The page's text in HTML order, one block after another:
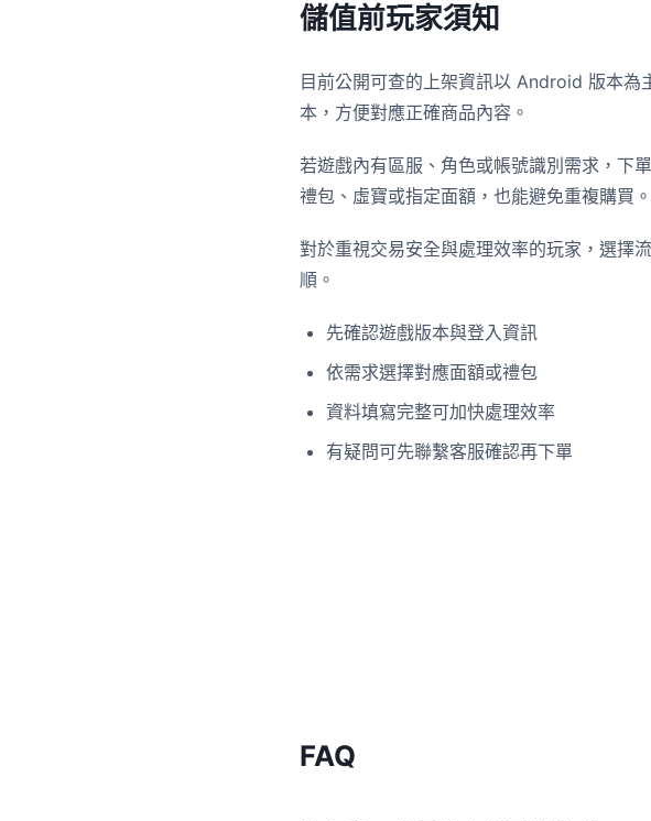
儲值前玩家須知
目前公開可查的上架資訊以 Android 版本為
本，方便對應正確商品內容。
若遊戲內有區服、角色或帳號識別需求，下
禮包、虛寶或指定面額，也能避免重複購買。
對於重視交易安全與處理效率的玩家，選擇
順。
先確認遊戲版本與登入資訊
依需求選擇對應面額或禮包
資料填寫完整可加快處理效率
有疑問可先聯繫客服確認再下單
FAQ